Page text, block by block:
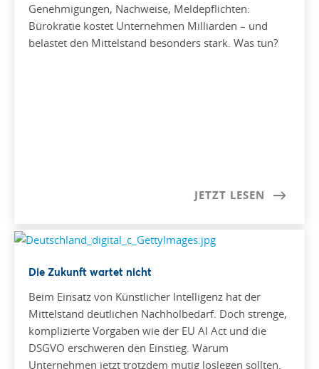
Genehmigungen, Nachweise, Meldepflichten:
Bürokratie kostet Unternehmen Milliarden – und
belastet den Mittelstand besonders stark. Was tun?
JETZT LESEN
Die Zukunft wartet nicht
Beim Einsatz von Künstlicher Intelligenz hat der
Mittelstand deutlichen Nachholbedarf. Doch strenge,
komplizierte Vorgaben wie der EU AI Act und die
DSGVO erschweren den Einstieg. Warum
Unternehmen jetzt trotzdem mutig loslegen sollten.